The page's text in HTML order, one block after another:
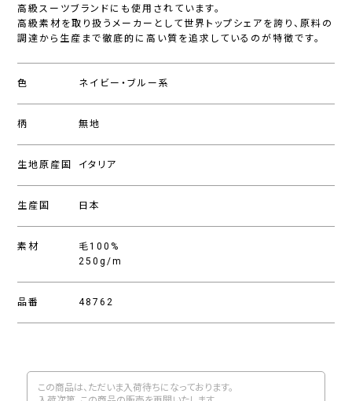
高級スーツブランドにも使用されています。
高級素材を取り扱うメーカーとして世界トップシェアを誇り、原料の
調達から生産まで徹底的に高い質を追求しているのが特徴です。
色 ネイビー・ブルー系
柄 無地
生地原産国 イタリア
生産国 日本
素材
毛100%
250g/m
品番 48762
この商品は、ただいま入荷待ちになっております。